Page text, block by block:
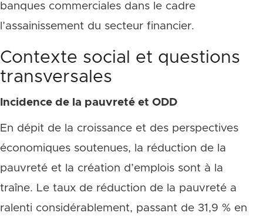
banques commerciales dans le cadre
l’assainissement du secteur financier.
Contexte social et questions
transversales
Incidence de la pauvreté et ODD
En dépit de la croissance et des perspectives
économiques soutenues, la réduction de la
pauvreté et la création d’emplois sont à la
traîne. Le taux de réduction de la pauvreté a
ralenti considérablement, passant de 31,9 % en